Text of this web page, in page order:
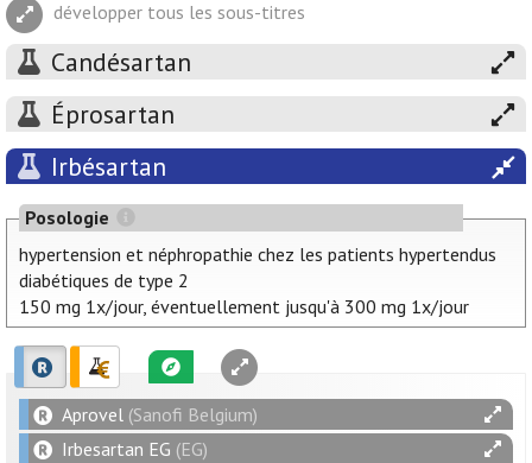
développer tous les sous-titres
Candésartan
Éprosartan
Irbésartan
Posologie
hypertension et néphropathie chez les patients hypertendus
diabétiques de type 2
150 mg 1x/jour, éventuellement jusqu'à 300 mg 1x/jour
Aprovel (Sanofi Belgium)
Irbesartan EG (EG)